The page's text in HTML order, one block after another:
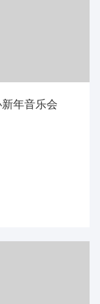
年音乐会